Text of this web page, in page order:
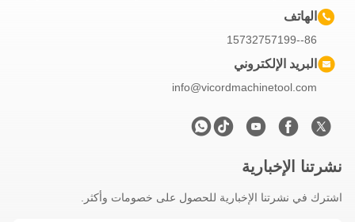
الهاتف
86--15732757199
البريد الإلكتروني
info@vicordmachinetool.com
نشرتنا الإخبارية
اشترك في نشرتنا الإخبارية للحصول على خصومات وأكثر.